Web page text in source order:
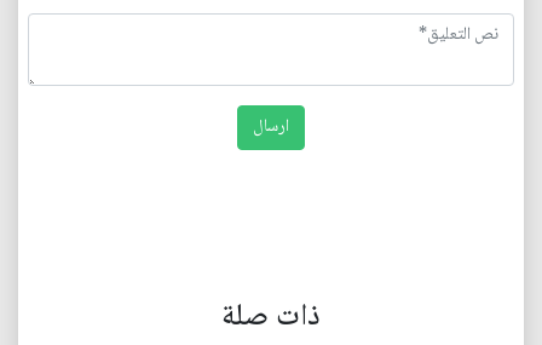
ذات صلة